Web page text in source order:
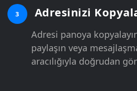
3 Adresinizi
Adresi panoya
paylaşın veya
aracılığıyla doğrudan